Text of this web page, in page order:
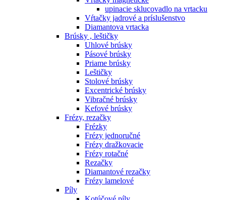
upinacie sklucovadlo na vrtacku
Vŕtačky jadrové a príslušenstvo
Diamantova vrtacka
Brúsky , leštičky
Uhlové brúsky
Pásové brúsky
Priame brúsky
Leštičky
Stolové brúsky
Excentrické brúsky
Vibračné brúsky
Kefové brúsky
Frézy, rezačky
Frézky
Frézy jednoručné
Frézy dražkovacie
Frézy rotačné
Rezačky
Diamantové rezačky
Frézy lamelové
Píly